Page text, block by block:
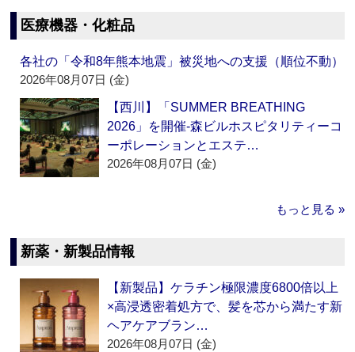
医療機器・化粧品
各社の「令和8年熊本地震」被災地への支援（順位不動）
2026年08月07日 (金)
【西川】「SUMMER BREATHING
2026」を開催‐森ビルホスピタリティーコ
ーポレーションとエステ…
2026年08月07日 (金)
もっと見る »
新薬・新製品情報
【新製品】ケラチン極限濃度6800倍以上
×高浸透密着処方で、髪を芯から満たす新
ヘアケアブラン…
2026年08月07日 (金)